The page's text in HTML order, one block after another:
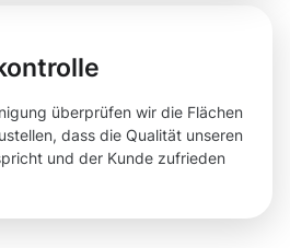
überprüfen wir die Flächen
dass die Qualität unseren
und der Kunde zufrieden